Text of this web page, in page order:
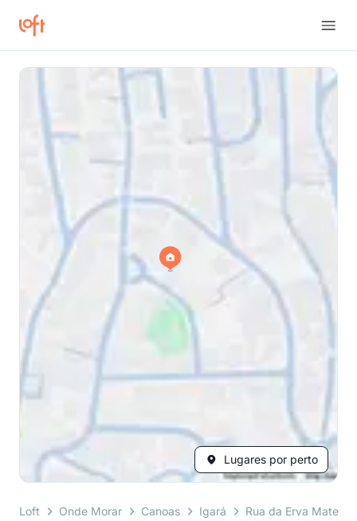
Lugares por perto
Loft Onde Morar Canoas Igará Rua da Erva Mate